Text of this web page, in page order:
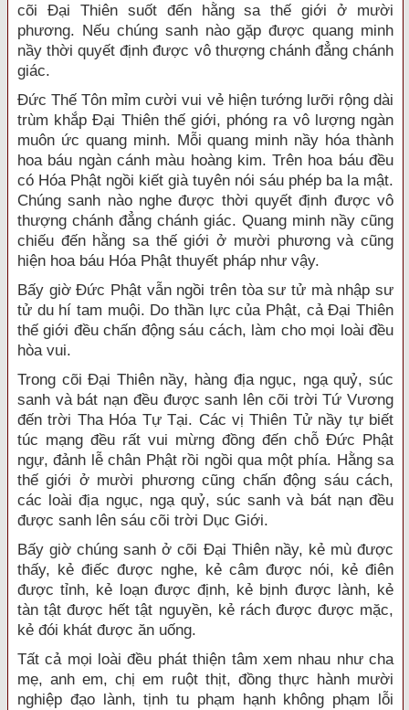
cõi Đại Thiên suốt đến hằng sa thế giới ở mười
phương. Nếu chúng sanh nào gặp được quang minh
nầy thời quyết định được vô thượng chánh đẳng chánh
giác.
Đức Thế Tôn mỉm cười vui vẻ hiện tướng lưỡi rộng dài
trùm khắp Đại Thiên thế giới, phóng ra vô lượng ngàn
muôn ức quang minh. Mỗi quang minh nầy hóa thành
hoa báu ngàn cánh màu hoàng kim. Trên hoa báu đều
có Hóa Phật ngồi kiết già tuyên nói sáu phép ba la mật.
Chúng sanh nào nghe được thời quyết định được vô
thượng chánh đẳng chánh giác. Quang minh nầy cũng
chiếu đến hằng sa thế giới ở mười phương và cũng
hiện hoa báu Hóa Phật thuyết pháp như vậy.
Bấy giờ Đức Phật vẫn ngồi trên tòa sư tử mà nhập sư
tử du hí tam muội. Do thần lực của Phật, cả Đại Thiên
thế giới đều chấn động sáu cách, làm cho mọi loài đều
hòa vui.
Trong cõi Đại Thiên nầy, hàng địa ngục, ngạ quỷ, súc
sanh và bát nạn đều được sanh lên cõi trời Tứ Vương
đến trời Tha Hóa Tự Tại. Các vị Thiên Tử nầy tự biết
túc mạng đều rất vui mừng đồng đến chỗ Đức Phật
ngự, đảnh lễ chân Phật rồi ngồi qua một phía. Hằng sa
thế giới ở mười phương cũng chấn động sáu cách,
các loài địa ngục, ngạ quỷ, súc sanh và bát nạn đều
được sanh lên sáu cõi trời Dục Giới.
Bấy giờ chúng sanh ở cõi Đại Thiên nầy, kẻ mù được
thấy, kẻ điếc được nghe, kẻ câm được nói, kẻ điên
được tỉnh, kẻ loạn được định, kẻ bịnh được lành, kẻ
tàn tật được hết tật nguyền, kẻ rách được được mặc,
kẻ đói khát được ăn uống.
Tất cả mọi loài đều phát thiện tâm xem nhau như cha
mẹ, anh em, chị em ruột thịt, đồng thực hành mười
nghiệp đạo lành, tịnh tu phạm hạnh không phạm lỗi